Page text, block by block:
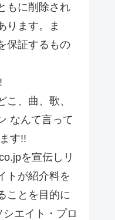
もに削除され
ります。ま
保証するもの
、曲、歌、
なんて言って
す!!
を宣伝しリ
トが紹介料を
ことを目的に
エイト・プロ